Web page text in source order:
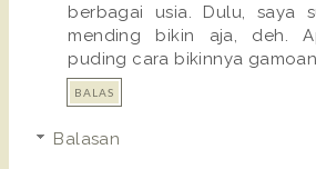
berbagai usia. Dulu, saya
mending bikin aja, deh.
puding cara bikinnya
BALAS
Balasan